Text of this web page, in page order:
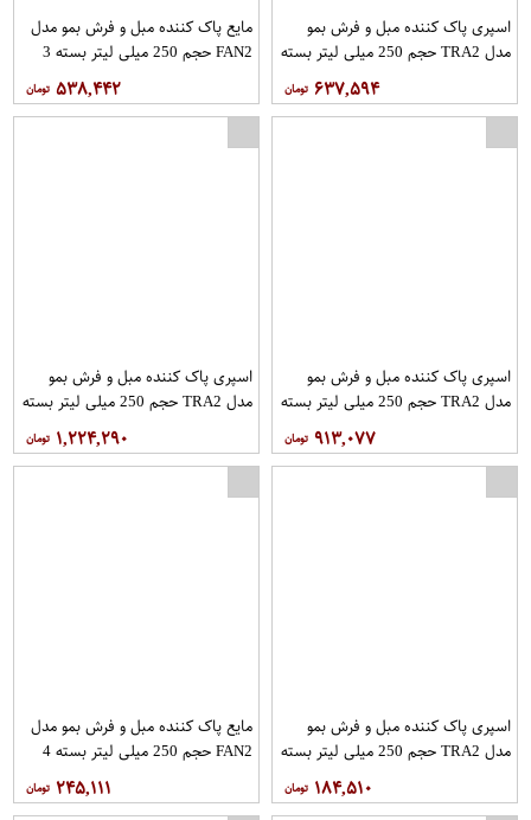
اسپری پاک کننده مبل و فرش بمو
مدل TRA2 حجم 250 میلی لیتر بسته
۶۳۷,۵۹۴
مایع پاک کننده مبل و فرش بمو مدل
FAN2 حجم 250 میلی لیتر بسته 3
۵۳۸,۴۴۲
اسپری پاک کننده مبل و فرش بمو
مدل TRA2 حجم 250 میلی لیتر بسته
۹۱۳,۰۷۷
اسپری پاک کننده مبل و فرش بمو
مدل TRA2 حجم 250 میلی لیتر بسته
۱,۲۲۴,۲۹۰
اسپری پاک کننده مبل و فرش بمو
مدل TRA2 حجم 250 میلی لیتر بسته
۱۸۴,۵۱۰
مایع پاک کننده مبل و فرش بمو مدل
FAN2 حجم 250 میلی لیتر بسته 4
۲۴۵,۱۱۱